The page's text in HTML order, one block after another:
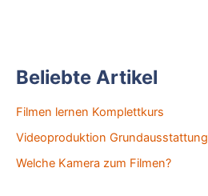
Beliebte Artikel
Filmen lernen Komplettkurs
Videoproduktion Grundausstattung
Welche Kamera zum Filmen?